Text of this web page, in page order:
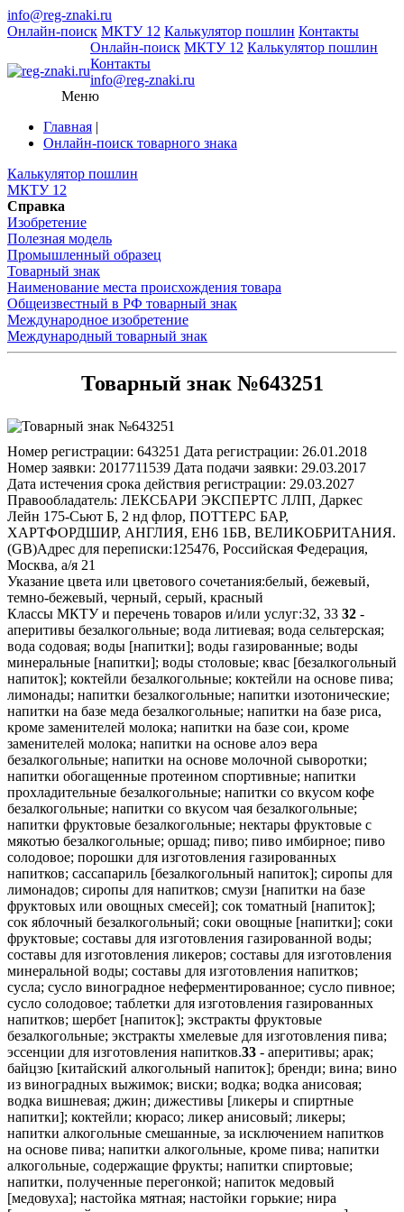
info@reg-znaki.ru
Онлайн-поиск МКТУ 12 Калькулятор пошлин Контакты
Онлайн-поиск МКТУ 12 Калькулятор пошлин
Контакты
info@reg-znaki.ru
Меню
Главная |
Онлайн-поиск товарного знака
Калькулятор пошлин
МКТУ 12
Справка
Изобретение
Полезная модель
Промышленный образец
Товарный знак
Наименование места происхождения товара
Общеизвестный в РФ товарный знак
Международное изобретение
Международный товарный знак
Товарный знак №643251
Номер регистрации: 643251 Дата регистрации: 26.01.2018
Номер заявки: 2017711539 Дата подачи заявки: 29.03.2017
Дата истечения срока действия регистрации: 29.03.2027
Правообладатель: ЛЕКСБАРИ ЭКСПЕРТС ЛЛП, Даркес
Лейн 175-Сьют Б, 2 нд флор, ПОТТЕРС БАР,
ХАРТФОРДШИР, АНГЛИЯ, ЕН6 1БВ, ВЕЛИКОБРИТАНИЯ.
(GB)Адрес для переписки:125476, Российская Федерация,
Москва, а/я 21
Указание цвета или цветового сочетания:белый, бежевый,
темно-бежевый, черный, серый, красный
Классы МКТУ и перечень товаров и/или услуг:32, 33 32 -
аперитивы безалкогольные; вода литиевая; вода сельтерская;
вода содовая; воды [напитки]; воды газированные; воды
минеральные [напитки]; воды столовые; квас [безалкогольный
напиток]; коктейли безалкогольные; коктейли на основе пива;
лимонады; напитки безалкогольные; напитки изотонические;
напитки на базе меда безалкогольные; напитки на базе риса,
кроме заменителей молока; напитки на базе сои, кроме
заменителей молока; напитки на основе алоэ вера
безалкогольные; напитки на основе молочной сыворотки;
напитки обогащенные протеином спортивные; напитки
прохладительные безалкогольные; напитки со вкусом кофе
безалкогольные; напитки со вкусом чая безалкогольные;
напитки фруктовые безалкогольные; нектары фруктовые с
мякотью безалкогольные; оршад; пиво; пиво имбирное; пиво
солодовое; порошки для изготовления газированных
напитков; сассапариль [безалкогольный напиток]; сиропы для
лимонадов; сиропы для напитков; смузи [напитки на базе
фруктовых или овощных смесей]; сок томатный [напиток];
сок яблочный безалкогольный; соки овощные [напитки]; соки
фруктовые; составы для изготовления газированной воды;
составы для изготовления ликеров; составы для изготовления
минеральной воды; составы для изготовления напитков;
сусла; сусло виноградное неферментированное; сусло пивное;
сусло солодовое; таблетки для изготовления газированных
напитков; шербет [напиток]; экстракты фруктовые
безалкогольные; экстракты хмелевые для изготовления пива;
эссенции для изготовления напитков.33 - аперитивы; арак;
байцзю [китайский алкогольный напиток]; бренди; вина; вино
из виноградных выжимок; виски; водка; водка анисовая;
водка вишневая; джин; дижестивы [ликеры и спиртные
напитки]; коктейли; кюрасо; ликер анисовый; ликеры;
напитки алкогольные смешанные, за исключением напитков
на основе пива; напитки алкогольные, кроме пива; напитки
алкогольные, содержащие фрукты; напитки спиртовые;
напитки, полученные перегонкой; напиток медовый
[медовуха]; настойка мятная; настойки горькие; нира